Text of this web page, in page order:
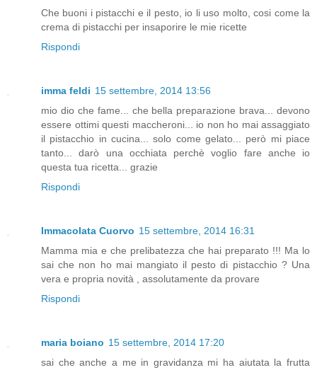
Che buoni i pistacchi e il pesto, io li uso molto, cosi come la
crema di pistacchi per insaporire le mie ricette
Rispondi
imma feldi 15 settembre, 2014 13:56
mio dio che fame... che bella preparazione brava... devono
essere ottimi questi maccheroni... io non ho mai assaggiato
il pistacchio in cucina... solo come gelato... però mi piace
tanto... darò una occhiata perchè voglio fare anche io
questa tua ricetta... grazie
Rispondi
Immacolata Cuorvo 15 settembre, 2014 16:31
Mamma mia e che prelibatezza che hai preparato !!! Ma lo
sai che non ho mai mangiato il pesto di pistacchio ? Una
vera e propria novità , assolutamente da provare
Rispondi
maria boiano 15 settembre, 2014 17:20
sai che anche a me in gravidanza mi ha aiutata la frutta